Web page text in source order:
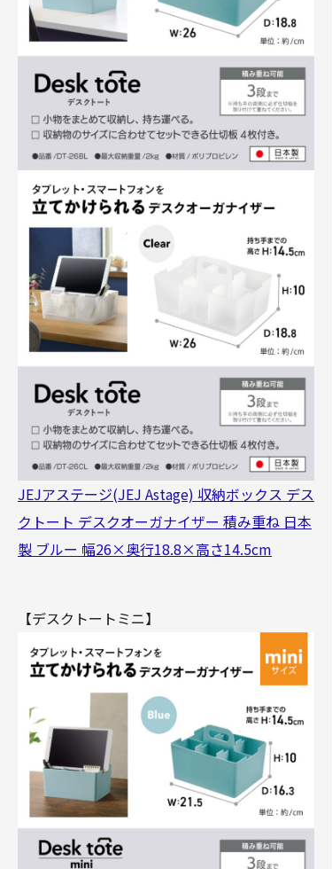
JEJアステージ(JEJ Astage) 収納ボックス デス
クトート デスクオーガナイザー 積み重ね 日本
製 ブルー 幅26×奥行18.8×高さ14.5cm
【デスクトートミニ】